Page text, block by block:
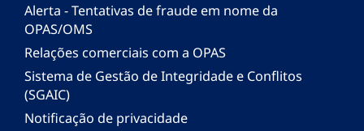
Alerta - Tentativas de fraude em nome da
OPAS/OMS
Relações comerciais com a OPAS
Sistema de Gestão de Integridade e Conflitos
(SGAIC)
Notificação de privacidade